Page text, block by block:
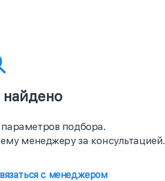
найдено
подбора.
менеджеру за консультацией.
с менеджером